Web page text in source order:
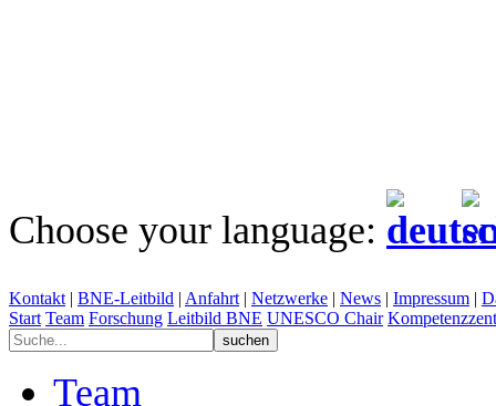
Choose your language:
Kontakt | BNE-Leitbild | Anfahrt | Netzwerke | News | Impressum |
Start Team Forschung Leitbild BNE UNESCO Chair
Team